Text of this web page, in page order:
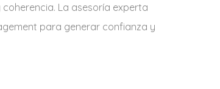
La asesoría experta
para generar confianza y